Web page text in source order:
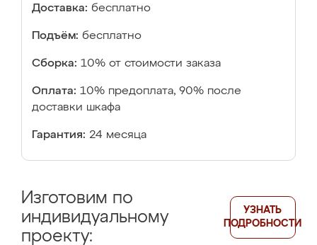
Доставка: бесплатно
Подъём: бесплатно
Сборка: 10% от стоимости заказа
Оплата: 10% предоплата, 90% после
доставки шкафа
Гарантия: 24 месяца
Изготовим по
индивидуальному
проекту:
УЗНАТЬ
ПОДРОБНОСТИ